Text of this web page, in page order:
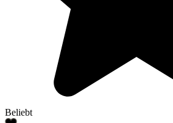
Beliebt